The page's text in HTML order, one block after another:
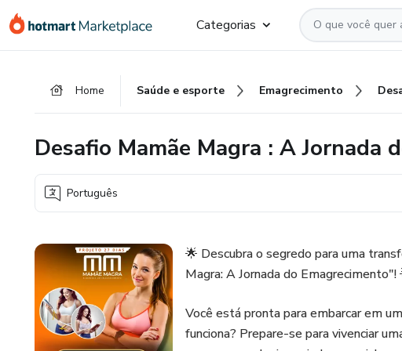
para
para
para
Categorias
Home Saúde e esporte Emagrecimento
Desafio Mamãe Magra : A Jornada
Português
🌟 Descubra o segredo para uma
Magra: A Jornada do Emagrecimento"!
Você está pronta para embarcar em
funciona? Prepare-se para vivenciar